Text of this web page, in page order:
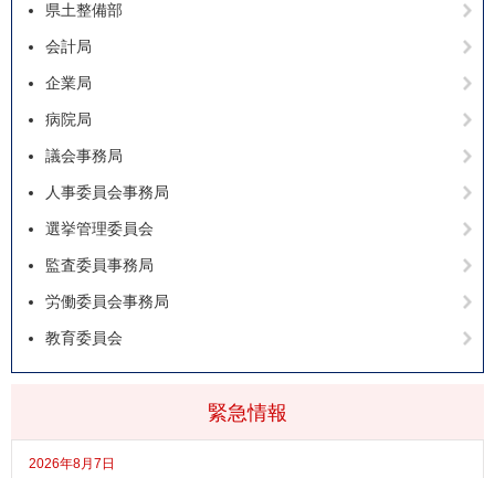
緊急情報
2026年8月7日
県土整備部
会計局
企業局
病院局
議会事務局
人事委員会事務局
選挙管理委員会
監査委員事務局
労働委員会事務局
教育委員会